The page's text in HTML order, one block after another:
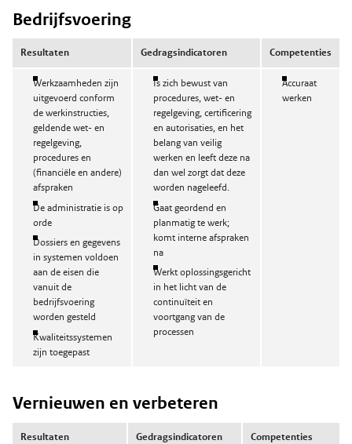
Bedrijfsvoering
Resultaten Gedragsindicatoren Competenties
Werkzaamheden zijn
uitgevoerd conform
de werkinstructies,
geldende wet- en
regelgeving,
procedures en
(financiële en andere)
afspraken
De administratie is op
orde
Dossiers en gegevens
in systemen voldoen
aan de eisen die
vanuit de
bedrijfsvoering
worden gesteld
Kwaliteitssystemen
zijn toegepast
Is zich bewust van
procedures, wet- en
regelgeving, certificering
en autorisaties, en het
belang van veilig
werken en leeft deze na
dan wel zorgt dat deze
worden nageleefd.
Gaat geordend en
planmatig te werk;
komt interne afspraken
na
Werkt oplossingsgericht
in het licht van de
continuïteit en
voortgang van de
processen
Accuraat
werken
Vernieuwen en verbeteren
Resultaten Gedragsindicatoren Competenties